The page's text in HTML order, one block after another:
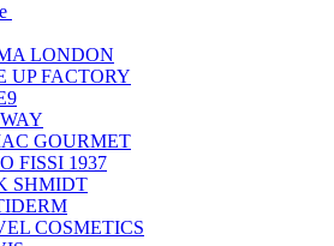
LONDON
UP FACTORY
GOURMET
FISSI 1937
SHMIDT
COSMETICS